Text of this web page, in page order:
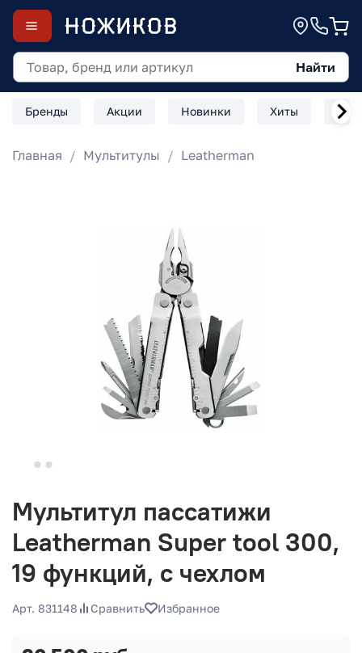
Найти
Бренды Акции Новинки Хиты
Главная Мультитулы Leatherman
Мультитул пассатижи
Leatherman Super tool 300,
19 функций, с чехлом
Арт. 831148 Сравнить Избранное